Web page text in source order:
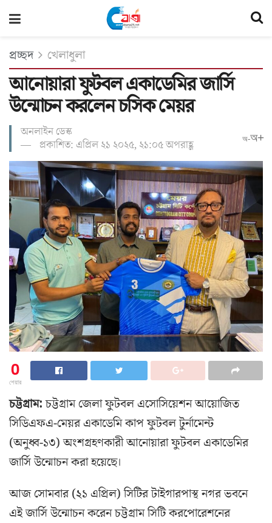
প্রচ্ছদ খেলাধুলা
আনোয়ারা ফুটবল একাডেমির জার্সি
উন্মোচন করলেন চসিক মেয়র
অনলাইন ডেস্ক
প্রকাশিত: এপ্রিল ২১ ২০২৫, ২১:০৫ অপরাহ্ণ
অ-অ+
0
শেয়ার
চট্টগ্রাম:চট্টগ্রাম জেলা ফুটবল এসোসিয়েশন আয়োজিত
সিডিএফএ-মেয়র একাডেমি কাপ ফুটবল টুর্নামেন্ট
(অনুধ্ব-১৩) অংশগ্রহণকারী আনোয়ারা ফুটবল একাডেমির
জার্সি উন্মোচন করা হয়েছে।
আজ সোমবার (২১ এপ্রিল) সিটির টাইগারপাস্থ নগর ভবনে
এই জার্সি উন্মোচন করেন চট্টগ্রাম সিটি করপোরেশনের